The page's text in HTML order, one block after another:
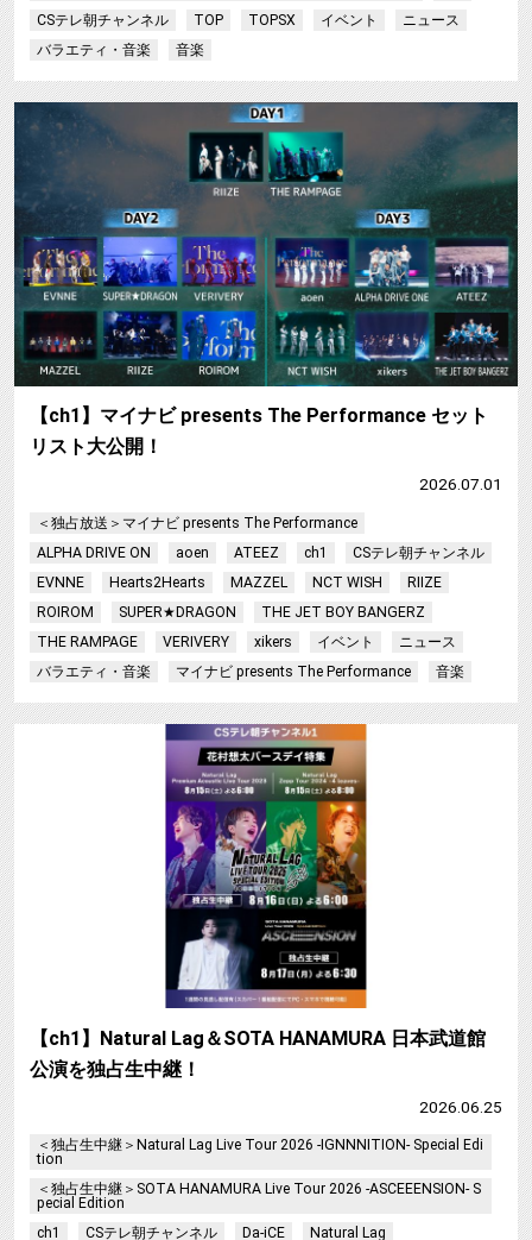
CSテレ朝チャンネル
TOP TOPSX イベント
ニュース
バラエティ・音楽
音楽
【ch1】マイナビ presents The Performance セット
リスト大公開！
2026.07.01
＜独占放送＞マイナビ presents The Performance
ALPHA DRIVE ON
aoen ATEEZ ch1
CSテレ朝チャンネル
EVNNE
Hearts2Hearts MAZZEL NCT WISH
RIIZE
ROIROM
SUPER★DRAGON
THE JET BOY BANGERZ
THE RAMPAGE
VERIVERY xikers イベント
ニュース
バラエティ・音楽
マイナビ presents The Performance 音楽
【ch1】Natural Lag＆SOTA HANAMURA 日本武道館
公演を独占生中継！
2026.06.25
＜独占生中継＞Natural Lag Live Tour 2026 -IGNNNITION- Special Edi
tion
＜独占生中継＞SOTA HANAMURA Live Tour 2026 -ASCEEENSION- S
pecial Edition
ch1
CSテレ朝チャンネル Da-iCE Natural Lag